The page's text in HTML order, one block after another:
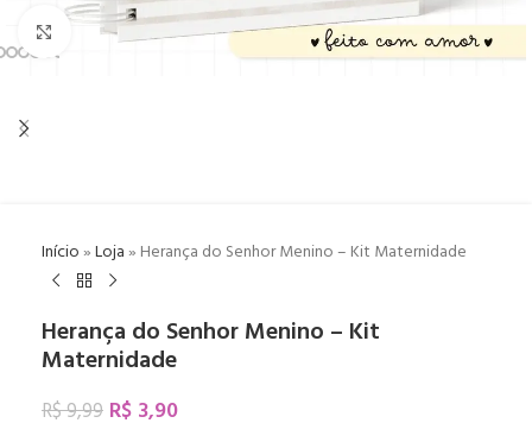
Click to enlarge
Início»Loja» Herança do Senhor Menino – Kit Maternidade
Herança do Senhor Menino – Kit
Maternidade
R$9,99 R$ 3,90